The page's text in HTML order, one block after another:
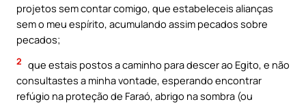
projetos sem contar comigo, que estabeleceis alianças
sem o meu espírito, acumulando assim pecados sobre
pecados;
2 que estais postos a caminho para descer ao Egito, e não
consultastes a minha vontade, esperando encontrar
refúgio na proteção de Faraó, abrigo na sombra (ou